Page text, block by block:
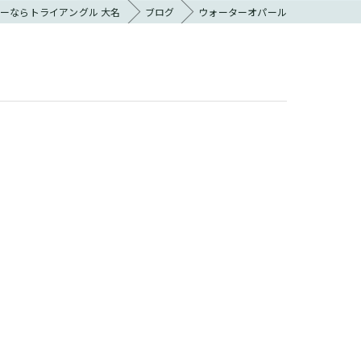
ならトライアングル 大名 ブログ ウォーターオパール